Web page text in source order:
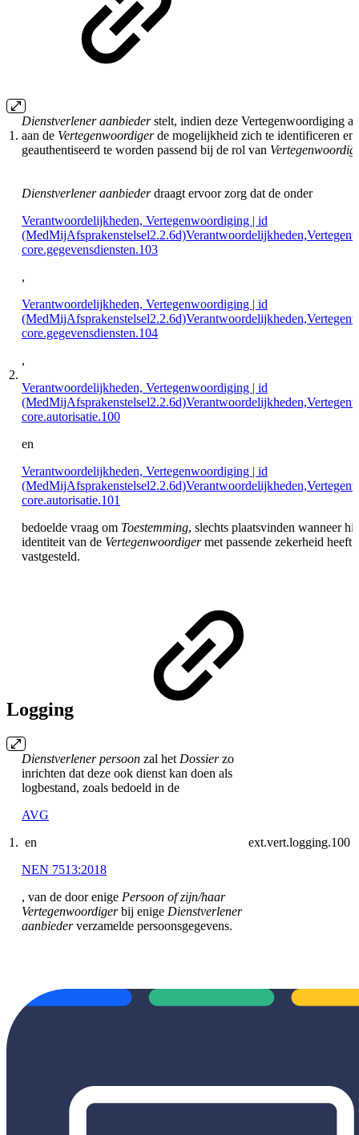
1.
Dienstverlener aanbiederstelt, indien deze Vertegenwoordiging
aan de Vertegenwoordigerde mogelijkheid zich te identificeren en
geauthentiseerd te worden passend bij de rol van
2.
Dienstverlener aanbiederdraagt ervoor zorg dat de onder
Verantwoordelijkheden, Vertegenwoordiging | id
core.gegevensdiensten.103
,
Verantwoordelijkheden, Vertegenwoordiging | id
core.gegevensdiensten.104
,
Verantwoordelijkheden, Vertegenwoordiging | id
core.autorisatie.100
en
Verantwoordelijkheden, Vertegenwoordiging | id
core.autorisatie.101
bedoelde vraag om Toestemming, slechts plaatsvinden wanneer
identiteit van de Vertegenwoordigermet passende zekerheid heeft
vastgesteld.
Logging
1.
Dienstverlener persoon zal het Dossierzo
inrichten dat deze ook dienst kan doen als
logbestand, zoals bedoeld in de
AVG
en
NEN 7513:2018
, van de door enige Persoon of zijn/haar
Vertegenwoordigerbij enige Dienstverlener
aanbiederverzamelde persoonsgege­vens.
ext.vert.logging.100